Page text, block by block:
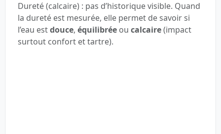
Dureté (calcaire) : pas d’historique visible. Quand
la dureté est mesurée, elle permet de savoir si
l’eau estdouce, équilibrée ou calcaire(impact
surtout confort et tartre).